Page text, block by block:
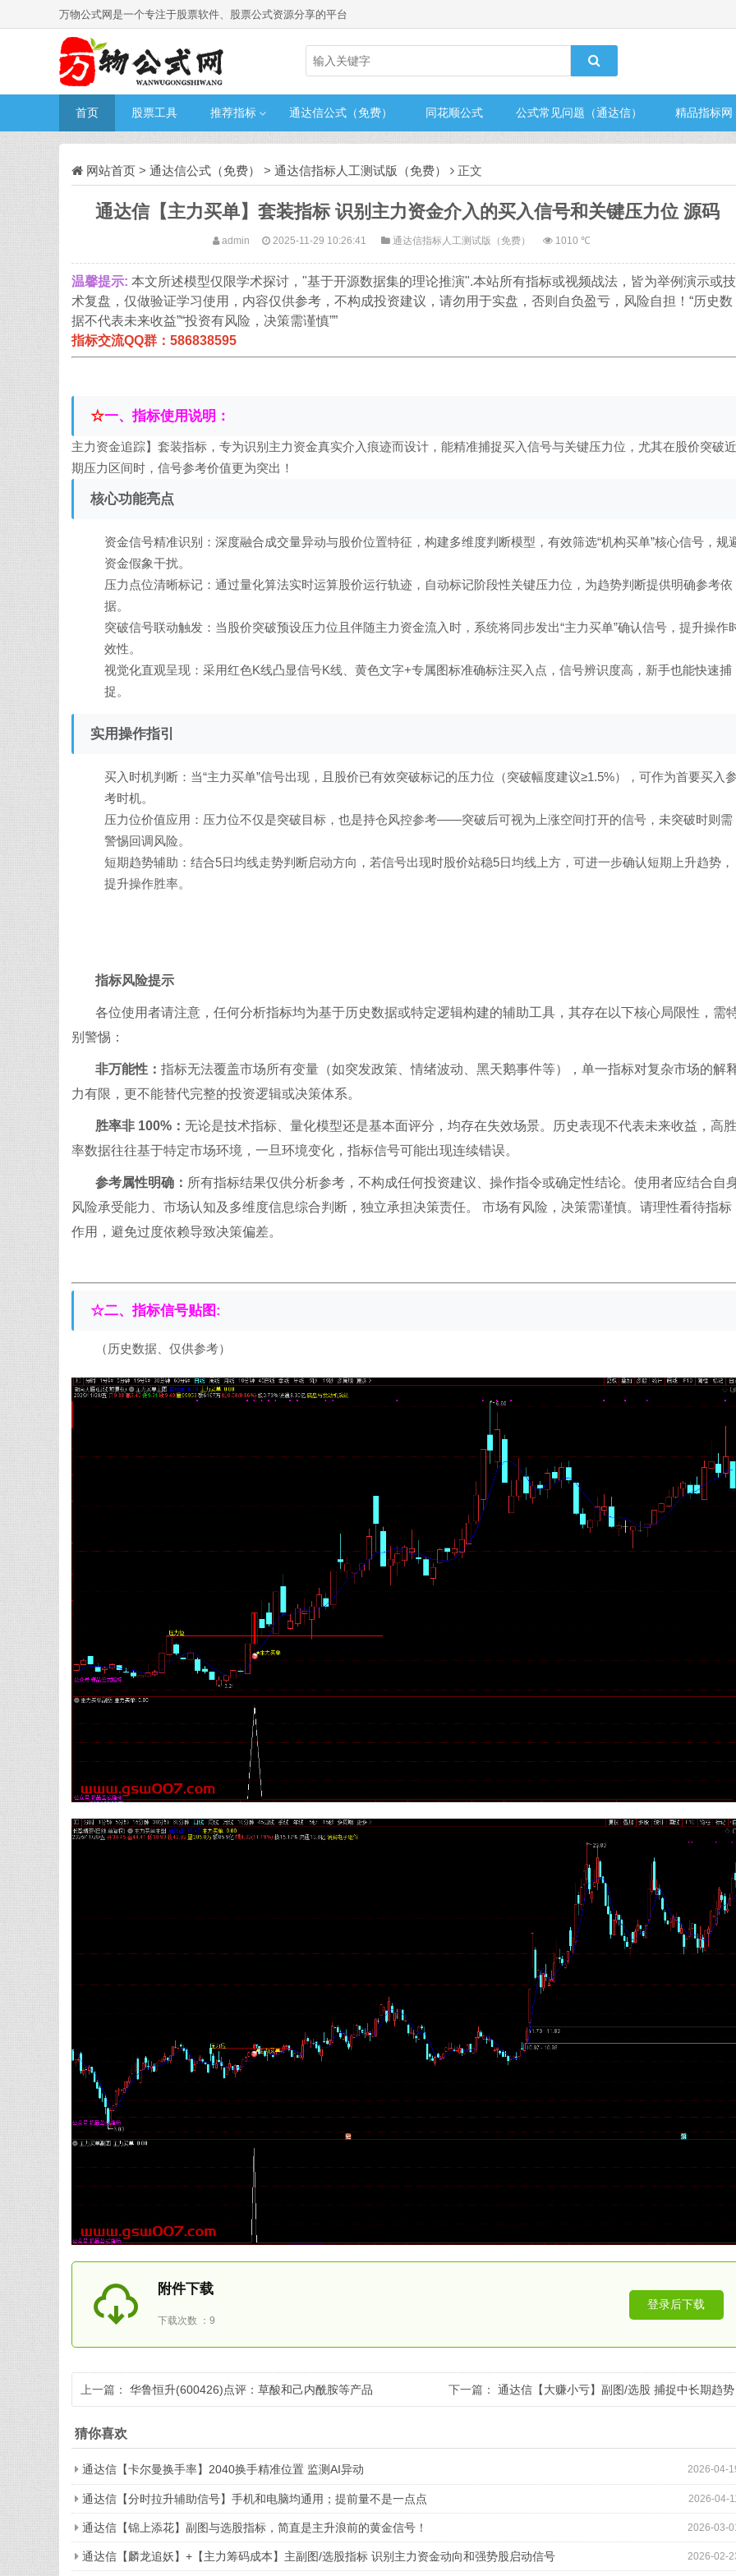
万物公式网是一个专注于股票软件、股票公式资源分享的平台
首页 股票工具 推荐指标 通达信公式（免费） 同花顺公式 公式常见问题（通达信） 精品指标网
网站首页 > 通达信公式（免费） > 通达信指标人工测试版（免费） 正文
通达信【主力买单】套装指标 识别主力资金介入的买入信号和关键压力位 源码
admin 2025-11-29 10:26:41 通达信指标人工测试版（免费） 1010 ℃
温馨提示: 本文所述模型仅限学术探讨，"基于开源数据集的理论推演".本站所有指标或视频战法，皆为举例演示或技
术复盘，仅做验证学习使用，内容仅供参考，不构成投资建议，请勿用于实盘，否则自负盈亏，风险自担！“历史数
据不代表未来收益”“投资有风险，决策需谨慎””
指标交流QQ群：586838595
☆一、 指标使用说明：
主力资金追踪】套装指标，专为识别主力资金真实介入痕迹而设计，能精准捕捉买入信号与关键压力位，尤其在股价突破近
期压力区间时，信号参考价值更为突出！
核心功能亮点
资金信号精准识别：深度融合成交量异动与股价位置特征，构建多维度判断模型，有效筛选“机构买单”核心信号，规
资金假象干扰。
压力点位清晰标记：通过量化算法实时运算股价运行轨迹，自动标记阶段性关键压力位，为趋势判断提供明确参考依
据。
突破信号联动触发：当股价突破预设压力位且伴随主力资金流入时，系统将同步发出“主力买单”确认信号，提升操作
效性。
视觉化直观呈现：采用红色K线凸显信号K线、黄色文字+专属图标准确标注买入点，信号辨识度高，新手也能快速捕
捉。
实用操作指引
买入时机判断：当“主力买单”信号出现，且股价已有效突破标记的压力位（突破幅度建议≥1.5%），可作为首要买入
考时机。
压力位价值应用：压力位不仅是突破目标，也是持仓风控参考——突破后可视为上涨空间打开的信号，未突破时则需
警惕回调风险。
短期趋势辅助：结合5日均线走势判断启动方向，若信号出现时股价站稳5日均线上方，可进一步确认短期上升趋势，
提升操作胜率。
指标风险提示​
各位使用者请注意，任何分析指标均为基于历史数据或特定逻辑构建的辅助工具，其存在以下核心局限性，需
别警惕：​
非万能性：指标无法覆盖市场所有变量（如突发政策、情绪波动、黑天鹅事件等），单一指标对复杂市场的解
力有限，更不能替代完整的投资逻辑或决策体系。​
胜率非 100%： 无论是技术指标、量化模型还是基本面评分，均存在失效场景。历史表现不代表未来收益，高
率数据往往基于特定市场环境，一旦环境变化，指标信号可能出现连续错误。​
参考属性明确： 所有指标结果仅供分析参考，不构成任何投资建议、操作指令或确定性结论。使用者应结合自
风险承受能力、市场认知及多维度信息综合判断，独立承担决策责任。​ 市场有风险，决策需谨慎。请理性看待指标
作用，避免过度依赖导致决策偏差。
☆二、 指标信号贴图:
（历史数据、仅供参考）
附件下载
下载次数 ：9
登录后下载
上一篇： 华鲁恒升(600426)点评：草酸和己内酰胺等产品 下一篇：通达信【大赚小亏】副图/选股 捕捉中长期趋势
猜你喜欢
2026-04-
通达信【卡尔曼换手率】2040换手精准位置 监测AI异动
2026-04-
通达信【分时拉升辅助信号】手机和电脑均通用；提前量不是一点点
2026-03-
通达信【锦上添花】副图与选股指标，简直是主升浪前的黄金信号！
2026-02-
通达信【麟龙追妖】+【主力筹码成本】主副图/选股指标 识别主力资金动向和强势股启动信号